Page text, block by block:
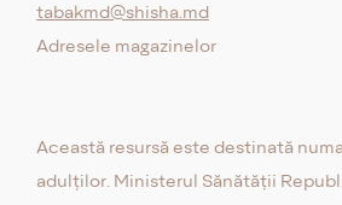
tabakmd@shisha.md
Adresele magazinelor
Această resursă este destinată
adulților. Ministerul Sănătății